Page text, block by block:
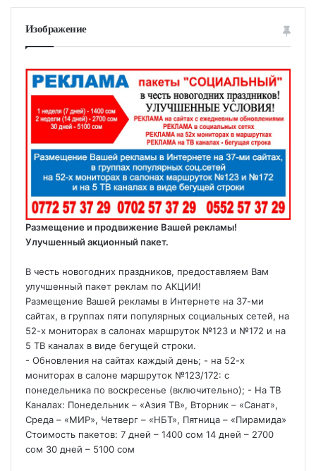
Изображение
Размещение и продвижение Вашей рекламы!
Улучшенный акционный пакет.
В честь новогодних праздников, предоставляем Вам
улучшенный пакет реклам по АКЦИИ!
Размещение Вашей рекламы в Интернете на 37-ми
сайтах, в группах пяти популярных социальных сетей, на
52-х мониторах в салонах маршруток №123 и №172 и на
5 ТВ каналах в виде бегущей строки.
- Обновления на сайтах каждый день; - на 52-х
мониторах в салоне маршруток №123/172: с
понедельника по воскресенье (включительно); - На ТВ
Каналах: Понедельник – «Азия ТВ», Вторник – «Санат»,
Среда – «МИР», Четверг – «НБТ», Пятница – «Пирамида»
Стоимость пакетов: 7 дней – 1400 сом 14 дней – 2700
сом 30 дней – 5100 сом